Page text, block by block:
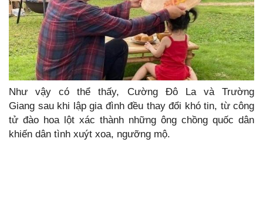
Như vậy có thể thấy, Cường Đô La và Trường
Giang sau khi lập gia đình đều thay đổi khó tin, từ công
tử đào hoa lột xác thành những ông chồng quốc dân
khiến dân tình xuýt xoa, ngưỡng mộ.